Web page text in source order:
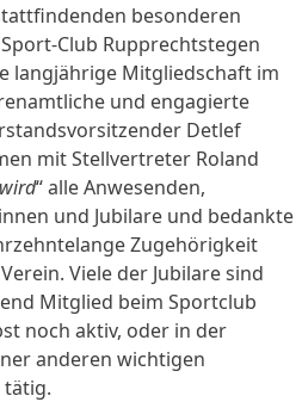
besonderen
Club Rupprechtstegen
langjährige Mitgliedschaft im
und engagierte
Detlef
mit Stellvertreter Roland
“ alle Anwesenden,
und Jubilare und bedankte
Zugehörigkeit
Viele der Jubilare sind
Mitglied beim Sportclub
noch aktiv, oder in der
anderen wichtigen
tätig.